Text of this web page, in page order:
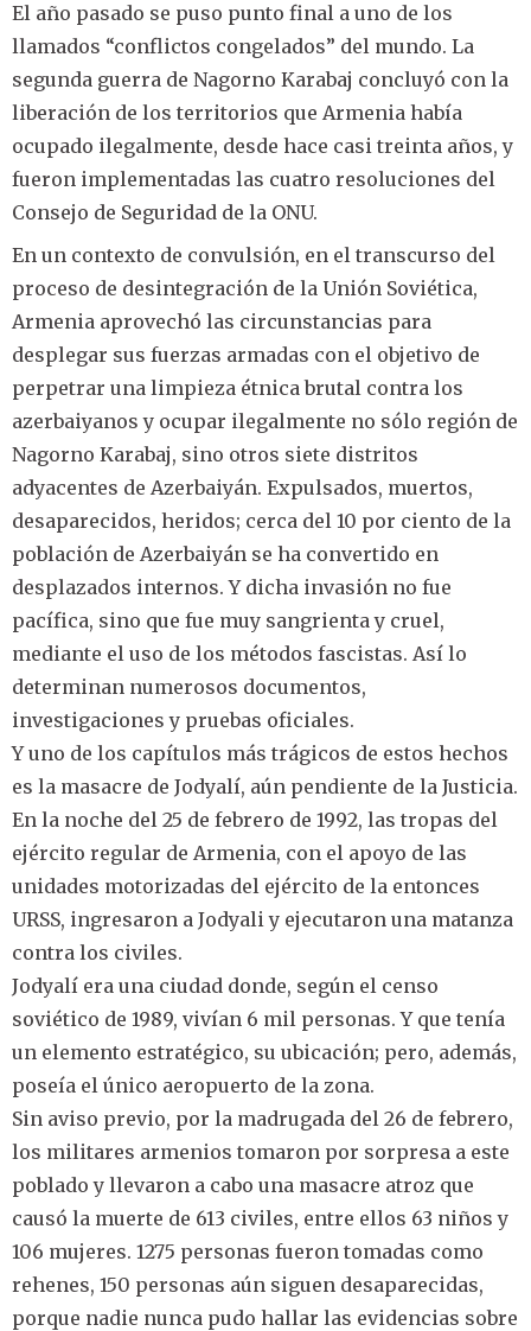
El año pasado se puso punto final a uno de los
llamados “conflictos congelados” del mundo. La
segunda guerra de Nagorno Karabaj concluyó con la
liberación de los territorios que Armenia había
ocupado ilegalmente, desde hace casi treinta años, y
fueron implementadas las cuatro resoluciones del
Consejo de Seguridad de la ONU.
En un contexto de convulsión, en el transcurso del
proceso de desintegración de la Unión Soviética,
Armenia aprovechó las circunstancias para
desplegar sus fuerzas armadas con el objetivo de
perpetrar una limpieza étnica brutal contra los
azerbaiyanos y ocupar ilegalmente no sólo región de
Nagorno Karabaj, sino otros siete distritos
adyacentes de Azerbaiyán. Expulsados, muertos,
desaparecidos, heridos; cerca del 10 por ciento de la
población de Azerbaiyán se ha convertido en
desplazados internos. Y dicha invasión no fue
pacífica, sino que fue muy sangrienta y cruel,
mediante el uso de los métodos fascistas. Así lo
determinan numerosos documentos,
investigaciones y pruebas oficiales.
Y uno de los capítulos más trágicos de estos hechos
es la masacre de Jodyalí, aún pendiente de la Justicia.
En la noche del 25 de febrero de 1992, las tropas del
ejército regular de Armenia, con el apoyo de las
unidades motorizadas del ejército de la entonces
URSS, ingresaron a Jodyali y ejecutaron una matanza
contra los civiles.
Jodyalí era una ciudad donde, según el censo
soviético de 1989, vivían 6 mil personas. Y que tenía
un elemento estratégico, su ubicación; pero, además,
poseía el único aeropuerto de la zona.
Sin aviso previo, por la madrugada del 26 de febrero,
los militares armenios tomaron por sorpresa a este
poblado y llevaron a cabo una masacre atroz que
causó la muerte de 613 civiles, entre ellos 63 niños y
106 mujeres. 1275 personas fueron tomadas como
rehenes, 150 personas aún siguen desaparecidas,
porque nadie nunca pudo hallar las evidencias sobre